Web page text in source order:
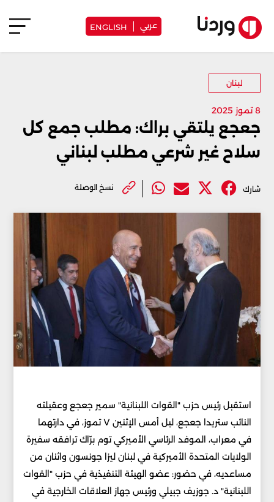
عربي ENGLISH
لبنان
8 تموز 2025
جعجع يلتقي براك: مطلب جمع كل
سلاح غير شرعي مطلب لبناني
شارك نسخ الوصلة
استقبل رئيس حزب "القوات اللبنانية" سمير جعجع وعقيلته
النائب ستريدا جعجع، ليل أمس الإثنين ٧ تموز، في دارتهما
في معراب، الموفد الرئاسي الأميركي توم برّاك ترافقه سفيرة
الولايات المتحدة الأميركية في لبنان ليزا جونسون واثنان من
مساعديه، في حضور: عضو الهيئة التنفيذية في حزب "القوات
اللبنانية" د. جوزيف جبيلي ورئيس جهاز العلاقات الخارجية في